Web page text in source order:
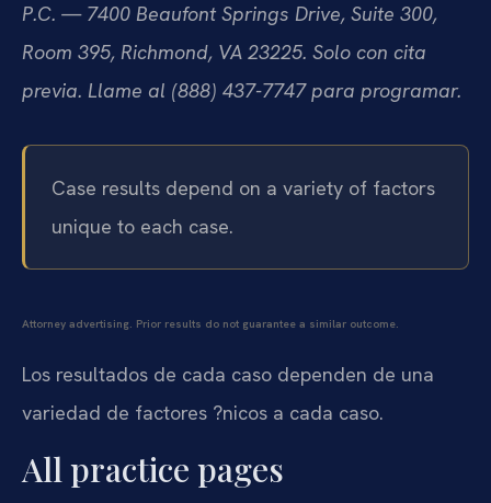
P.C. — 7400 Beaufont Springs Drive, Suite 300,
Room 395, Richmond, VA 23225. Solo con cita
previa. Llame al (888) 437-7747 para programar.
Case results depend on a variety of factors
unique to each case.
Attorney advertising. Prior results do not guarantee a similar outcome.
Los resultados de cada caso dependen de una
variedad de factores ?nicos a cada caso.
All practice pages